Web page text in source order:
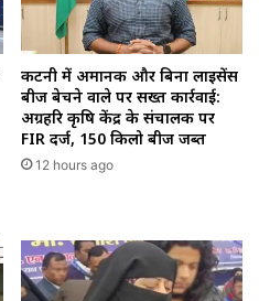
कटनी में अमानक और बिना लाइसेंस
बीज बेचने वाले पर सख्त कार्रवाई:
अग्रहरि कृषि केंद्र के संचालक पर
FIR दर्ज, 150 किलो बीज जब्त
12 hours ago